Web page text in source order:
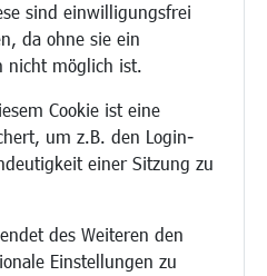
sind einwilligungsfrei
da ohne sie ein
nicht möglich ist.
Cookie ist eine
um z.B. den Login-
einer Sitzung zu
des Weiteren den
Einstellungen zu